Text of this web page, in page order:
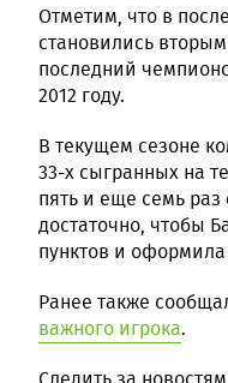
Отметим, что в
становились
последний
2012 году.
В текущем сезоне
33-х сыгранных на
пять и еще семь
достаточно, чтобы
пунктов и
Ранее также
важного игрока.